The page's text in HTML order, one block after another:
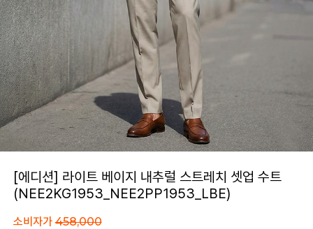
[에디션] 라이트 베이지 내추럴 스트레치 셋업 수트
(NEE2KG1953_NEE2PP1953_LBE)
소비자가458,000